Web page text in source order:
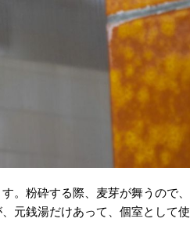
。粉砕する際、麦芽が舞うので、
元銭湯だけあって、個室として使